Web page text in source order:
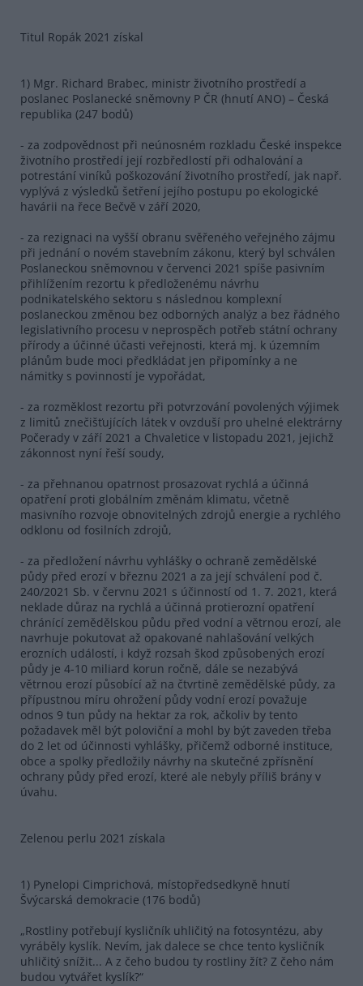
Titul Ropák 2021 získal
1) Mgr. Richard Brabec, ministr životního prostředí a
poslanec Poslanecké sněmovny P ČR (hnutí ANO) – Česká
republika (247 bodů)
- za zodpovědnost při neúnosném rozkladu České inspekce
životního prostředí její rozbředlostí při odhalování a
potrestání viníků poškozování životního prostředí, jak např.
vyplývá z výsledků šetření jejího postupu po ekologické
havárii na řece Bečvě v září 2020,
- za rezignaci na vyšší obranu svěřeného veřejného zájmu
při jednání o novém stavebním zákonu, který byl schválen
Poslaneckou sněmovnou v červenci 2021 spíše pasivním
přihlížením rezortu k předloženému návrhu
podnikatelského sektoru s následnou komplexní
poslaneckou změnou bez odborných analýz a bez řádného
legislativního procesu v neprospěch potřeb státní ochrany
přírody a účinné účasti veřejnosti, která mj. k územním
plánům bude moci předkládat jen připomínky a ne
námitky s povinností je vypořádat,
- za rozměklost rezortu při potvrzování povolených výjimek
z limitů znečišťujících látek v ovzduší pro uhelné elektrárny
Počerady v září 2021 a Chvaletice v listopadu 2021, jejichž
zákonnost nyní řeší soudy,
- za přehnanou opatrnost prosazovat rychlá a účinná
opatření proti globálním změnám klimatu, včetně
masivního rozvoje obnovitelných zdrojů energie a rychlého
odklonu od fosilních zdrojů,
- za předložení návrhu vyhlášky o ochraně zemědělské
půdy před erozí v březnu 2021 a za její schválení pod č.
240/2021 Sb. v červnu 2021 s účinností od 1. 7. 2021, která
neklade důraz na rychlá a účinná protierozní opatření
chránící zemědělskou půdu před vodní a větrnou erozí, ale
navrhuje pokutovat až opakované nahlašování velkých
erozních událostí, i když rozsah škod způsobených erozí
půdy je 4-10 miliard korun ročně, dále se nezabývá
větrnou erozí působící až na čtvrtině zemědělské půdy, za
přípustnou míru ohrožení půdy vodní erozí považuje
odnos 9 tun půdy na hektar za rok, ačkoliv by tento
požadavek měl být poloviční a mohl by být zaveden třeba
do 2 let od účinnosti vyhlášky, přičemž odborné instituce,
obce a spolky předložily návrhy na skutečné zpřísnění
ochrany půdy před erozí, které ale nebyly příliš brány v
úvahu.
Zelenou perlu 2021 získala
1) Pynelopi Cimprichová, místopředsedkyně hnutí
Švýcarská demokracie (176 bodů)
„Rostliny potřebují kysličník uhličitý na fotosyntézu, aby
vyráběly kyslík. Nevím, jak dalece se chce tento kysličník
uhličitý snížit... A z čeho budou ty rostliny žít? Z čeho nám
budou vytvářet kyslík?“